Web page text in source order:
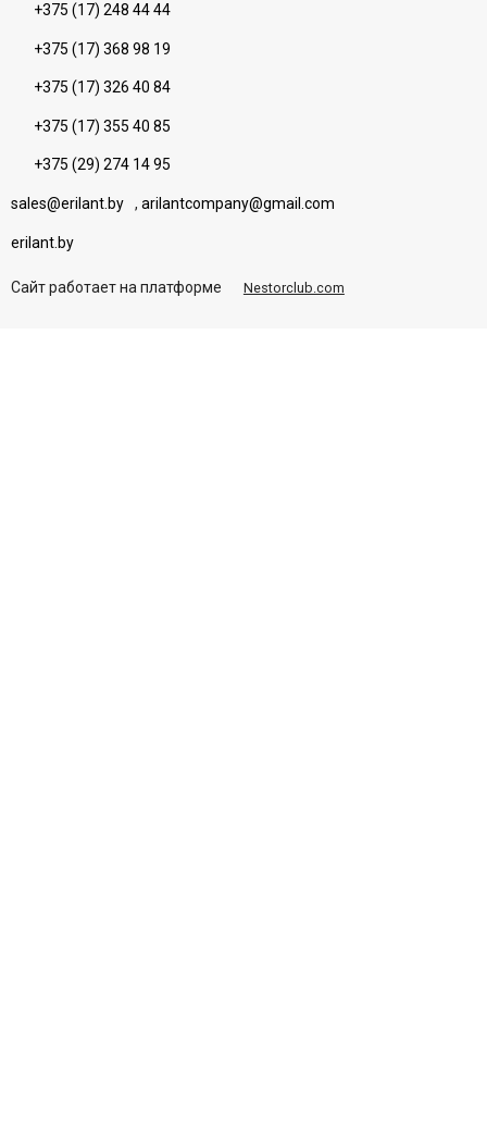
+375 (17) 248 44 44
+375 (17) 368 98 19
+375 (17) 326 40 84
+375 (17) 355 40 85
+375 (29) 274 14 95
sales@erilant.by , arilantcompany@gmail.com
erilant.by
Сайт работает на платформе Nestorclub.com